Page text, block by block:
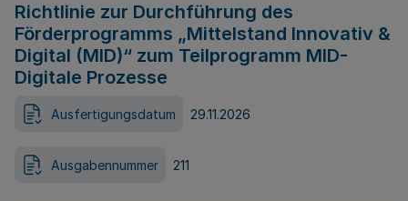
Richtlinie zur Durchführung des
Förderprogramms „Mittelstand Innovativ &
Digital (MID)“ zum Teilprogramm MID-
Digitale Prozesse
Ausfertigungsdatum 29.11.2026
Ausgabennummer 211